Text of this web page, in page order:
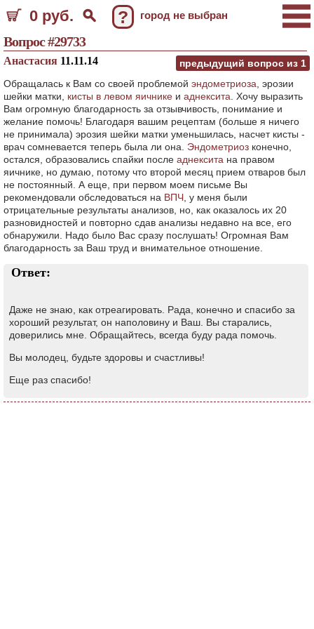
0 руб. ? город не выбран
Вопрос #29733
предыдущий вопрос из 1
Анастасия 11.11.14
Обращалась к Вам со своей проблемой эндометриоза , эрозии
шейки матки, кисты в левом яичнике и аднексита . Хочу выразить
Вам огромную благодарность за отзывчивость, понимание и
желание помочь! Благодаря вашим рецептам (больше я ничего
не принимала) эрозия шейки матки уменьшилась, насчет кисты -
врач сомневается теперь была ли она. Эндометриоз конечно,
остался, образовались спайки после аднексита на правом
яичнике, но думаю, потому что второй месяц прием отваров был
не постоянный. А еще, при первом моем письме Вы
рекомендовали обследоваться на ВПЧ , у меня были
отрицательные результаты анализов, но, как оказалось их 20
разновидностей и повторно сдав анализы недавно на все, его
обнаружили. Надо было Вас сразу послушать! Огромная Вам
благодарность за Ваш труд и внимательное отношение.
Ответ:
Даже не знаю, как отреагировать. Рада, конечно и спасибо за
хороший результат, он наполовину и Ваш. Вы старались,
доверились мне. Обращайтесь, всегда буду рада помочь.
Вы молодец, будьте здоровы и счастливы!
Еще раз спасибо!